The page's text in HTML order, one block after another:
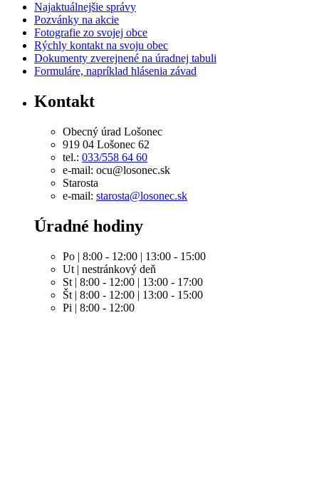
Najaktuálnejšie správy
Pozvánky na akcie
Fotografie zo svojej obce
Rýchly kontakt na svoju obec
Dokumenty zverejnené na úradnej tabuli
Formuláre, napríklad hlásenia závad
Kontakt
Obecný úrad Lošonec
919 04 Lošonec 62
tel.: 033/558 64 60
e-mail: ocu@losonec.sk
Starosta
e-mail: starosta@losonec.sk
Úradné hodiny
Po | 8:00 - 12:00 | 13:00 - 15:00
Ut | nestránkový deň
St | 8:00 - 12:00 | 13:00 - 17:00
Št | 8:00 - 12:00 | 13:00 - 15:00
Pi | 8:00 - 12:00